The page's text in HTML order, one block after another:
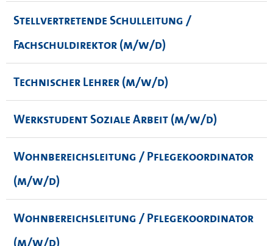
Stellvertretende Schulleitung /
Fachschuldirektor (m/w/d)
Technischer Lehrer (m/w/d)
Werkstudent Soziale Arbeit (m/w/d)
Wohnbereichsleitung / Pflegekoordinator
(m/w/d)
Wohnbereichsleitung / Pflegekoordinator
(m/w/d)